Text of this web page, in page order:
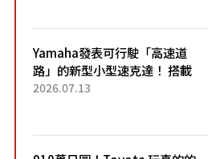
Yamaha發表可行駛「高速道
路」的新型小型速克達！ 搭載
能享受超強勁「渦輪感」的動
2026.07.13